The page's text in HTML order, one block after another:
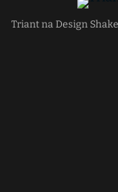
Triant na Design